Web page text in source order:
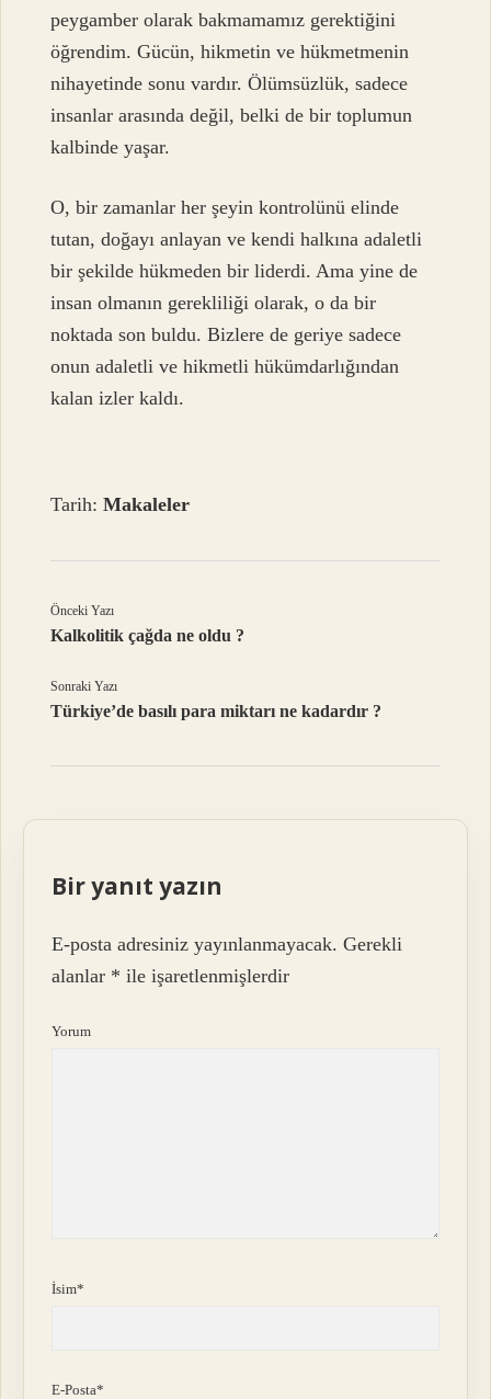
peygamber olarak bakmamamız gerektiğini
öğrendim. Gücün, hikmetin ve hükmetmenin
nihayetinde sonu vardır. Ölümsüzlük, sadece
insanlar arasında değil, belki de bir toplumun
kalbinde yaşar.
O, bir zamanlar her şeyin kontrolünü elinde
tutan, doğayı anlayan ve kendi halkına adaletli
bir şekilde hükmeden bir liderdi. Ama yine de
insan olmanın gerekliliği olarak, o da bir
noktada son buldu. Bizlere de geriye sadece
onun adaletli ve hikmetli hükümdarlığından
kalan izler kaldı.
Tarih:Makaleler
Önceki Yazı
Kalkolitik çağda ne oldu ?
Sonraki Yazı
Türkiye’de basılı para miktarı ne kadardır ?
Bir yanıt yazın
E-posta adresiniz yayınlanmayacak. Gerekli
alanlar * ile işaretlenmişlerdir
Yorum
İsim*
E-Posta*